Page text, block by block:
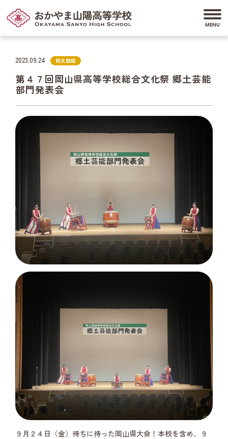
2023.09.24 和太鼓部
第４７回岡山県高等学校総合文化祭 郷土芸能
部門発表会
９月２４日（金）待ちに待った岡山県大会！本校を含め、９